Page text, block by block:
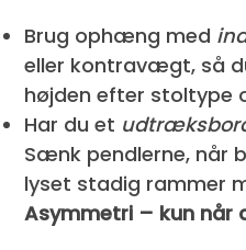
Brug ophæng med
eller kontravægt, så
højden efter stoltype
Har du et
Sænk pendlerne, når
lyset stadig rammer
Asymmetri – kun når